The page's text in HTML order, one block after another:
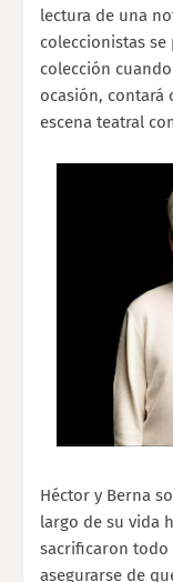
lectura de una
coleccionistas
colección
ocasión, contará
escena teatral
Héctor y Berna
largo de su vida
sacrificaron todo
asegurarse de